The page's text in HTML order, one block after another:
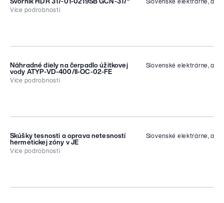
Svorník HDR 317-01-0219SB GCN-317“
Více podrobností
2026/18161
Předmět a popis VŘ
HDR 317-01-0219SB GCN-317 stud
Odkaz na výběrové řízení
Slovenské elektrárne, a.s.
Náhradné diely na čerpadlo úžitkovej
vody ATYP-VD-400/II-OC-02-FE
Více podrobností
2026/18163
Předmět a popis VŘ
Spare parts for utility water pump ATYP-VD-
Slovenské elektrárne, a.s.
Skúšky tesnosti a oprava netesností
hermetickej zóny v JE
Více podrobností
2026/17365
Slovenské elektrárne, a.s.